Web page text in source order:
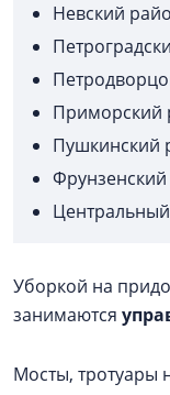
Невский
Приморский
Пушкинский
Фрунзенский
Уборкой на
занимаются
Мосты, тротуары